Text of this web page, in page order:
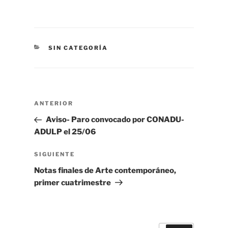
CATEGORÍAS
SIN CATEGORÍA
Navegación
entradas
Entrada
anterior
ANTERIOR
Aviso- Paro convocado por CONADU-
ADULP el 25/06
Siguiente
entrada
SIGUIENTE
Notas finales de Arte contemporáneo,
primer cuatrimestre